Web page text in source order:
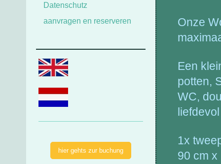
Onze
Een
potten,
WC,
1x
90 cm
Datenschutz
aanvragen en reserveren
hier gehts zur buchung